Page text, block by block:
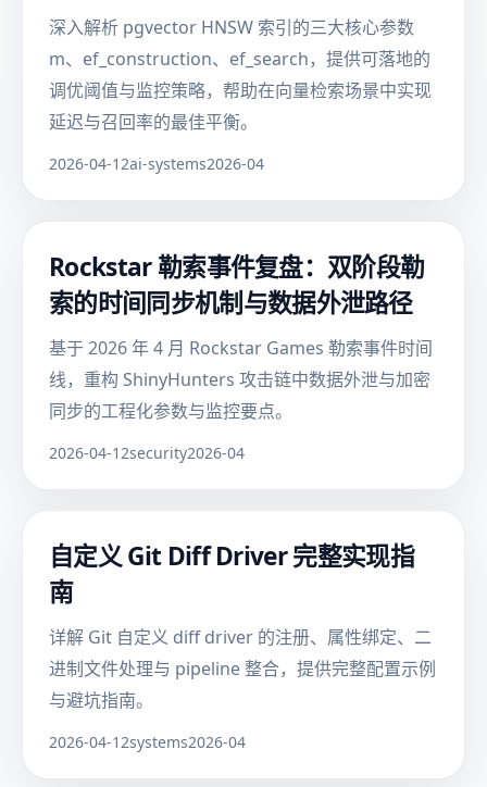
深入解析 pgvector HNSW 索引的三大核心参数
m、ef_construction、ef_search，提供可落地的
调优阈值与监控策略，帮助在向量检索场景中实现
延迟与召回率的最佳平衡。
2026-04-12ai-systems2026-04
Rockstar 勒索事件复盘：双阶段勒
索的时间同步机制与数据外泄路径
基于 2026 年 4 月 Rockstar Games 勒索事件时间
线，重构 ShinyHunters 攻击链中数据外泄与加密
同步的工程化参数与监控要点。
2026-04-12security2026-04
自定义 Git Diff Driver 完整实现指
南
详解 Git 自定义 diff driver 的注册、属性绑定、二
进制文件处理与 pipeline 整合，提供完整配置示例
与避坑指南。
2026-04-12systems2026-04